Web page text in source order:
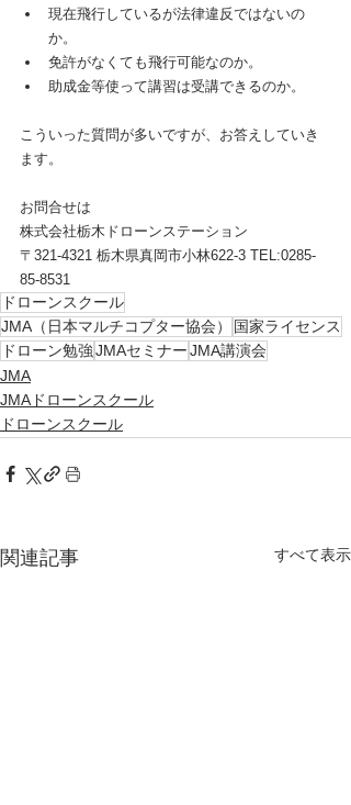
現在飛行しているが法律違反ではないの
か。
免許がなくても飛行可能なのか。
助成金等使って講習は受講できるのか。
こういった質問が多いですが、お答えしていき
ます。
お問合せは
株式会社栃木ドローンステーション
〒321-4321 栃木県真岡市小林622-3 TEL:0285-
85-8531
ドローンスクール
JMA（日本マルチコプター協会）
国家ライセンス
ドローン勉強JMAセミナーJMA講演会
JMA
JMAドローンスクール
ドローンスクール
関連記事 すべて表示